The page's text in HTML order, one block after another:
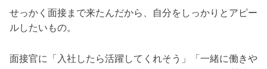
せっかく面接まで来たんだから、自分をしっかりとアピー
ルしたいもの。
面接官に「入社したら活躍してくれそう」「一緒に働きや